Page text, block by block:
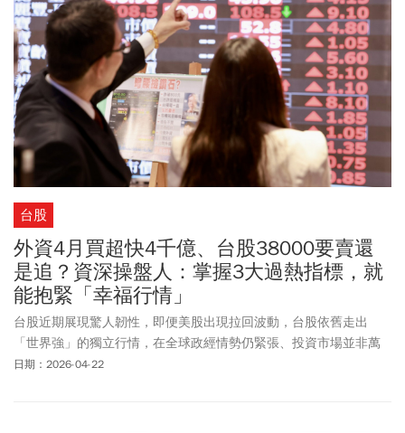
台股
外資4月買超快4千億、台股38000要賣還
是追？資深操盤人：掌握3大過熱指標，就
能抱緊「幸福行情」
台股近期展現驚人韌性，即便美股出現拉回波動，台股依舊走出
「世界強」的獨立行情，在全球政經情勢仍緊張、投資市場並非萬
里無雲的環境下，台股在週三（4/22）一度站上38000點大關、觸
日期：2026-04-22